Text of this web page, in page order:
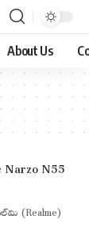
About Us
Narzo N55
(Realme)